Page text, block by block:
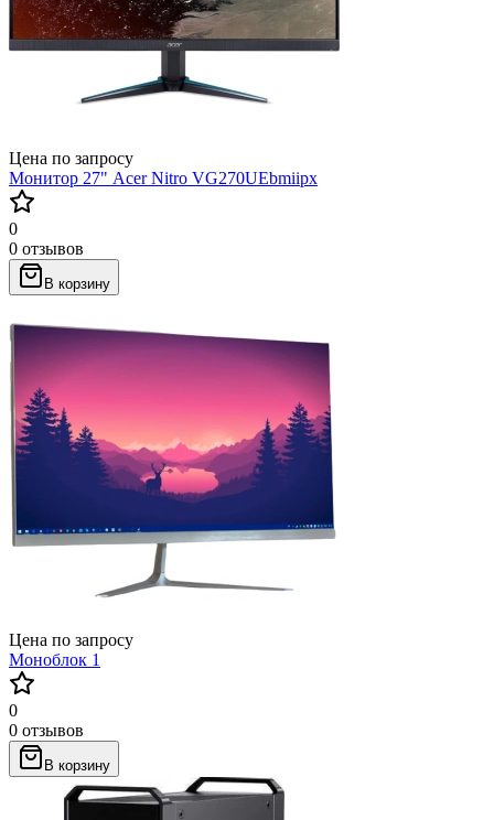
Цена по запросу
Монитор 27" Acer Nitro VG270UEbmiipx
0
0 отзывов
В корзину
Цена по запросу
Моноблок 1
0
0 отзывов
В корзину